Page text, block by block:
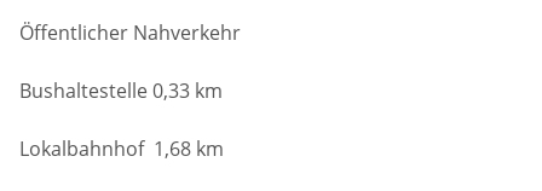
Öffentlicher Nahverkehr
Bushaltestelle 0,33 km
Lokalbahnhof 1,68 km